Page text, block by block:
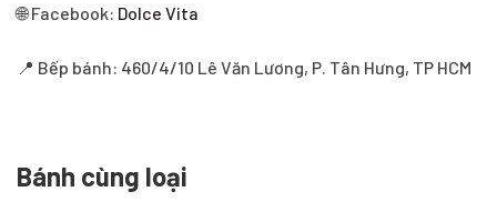
🌐 Facebook: Dolce Vita
📍 Bếp bánh: 460/4/10 Lê Văn Lương, P. Tân Hưng, TP HCM
Bánh cùng loại